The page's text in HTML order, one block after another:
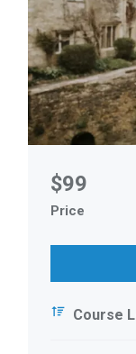
$99
Price
Course